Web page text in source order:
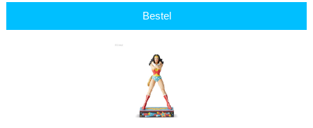
Bestel